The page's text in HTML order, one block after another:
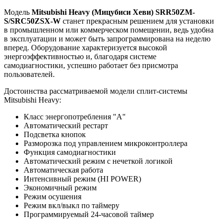
Модель Mitsubishi Heavy (Мицубиси Хеви) SRR50ZМ-
S/SRC50ZSX-W станет прекрасным решением для установки
в промышленном или коммерческом помещении, ведь удобна
в эксплуатации и может быть запрограммирована на неделю
вперед. Оборудование характеризуется высокой
энергоэффективностью и, благодаря системе
самодиагностики, успешно работает без присмотра
пользователей.
Достоинства рассматриваемой модели сплит-системы
Mitsubishi Heavy:
Класс энергопотребления "А"
Автоматический рестарт
Подсветка кнопок
Разморозка под управлением микроконтроллера
Функция самодиагностики
Автоматический режим с нечеткой логикой
Автоматическая работа
Интенсивный режим (HI POWER)
Экономичный режим
Режим осушения
Режим вкл/выкл по таймеру
Программируемый 24-часовой таймер